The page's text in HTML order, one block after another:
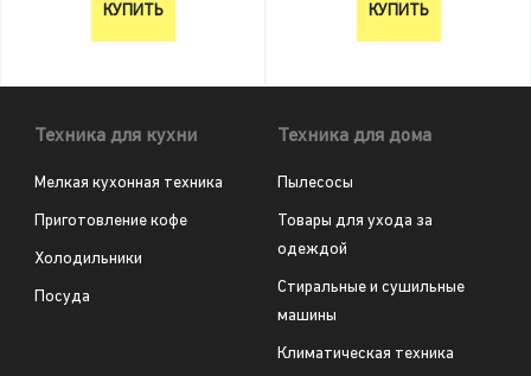
КУПИТЬ КУПИТЬ
Техника для кухни
Мелкая кухонная техника
Приготовление кофе
Холодильники
Посуда
Техника для дома
Пылесосы
Товары для ухода за
одеждой
Стиральные и сушильные
машины
Климатическая техника